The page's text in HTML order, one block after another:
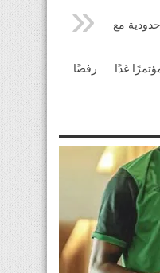
مع
مؤتمرًا غدًا … رفضًا